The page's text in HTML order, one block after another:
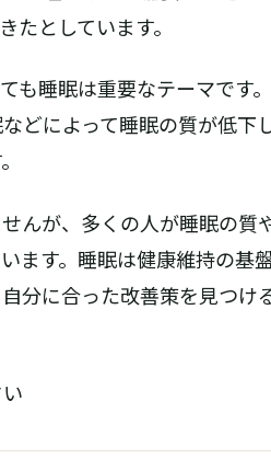
たとしています。
も睡眠は重要なテーマです
どによって睡眠の質が低下
んが、多くの人が睡眠の質
ます。睡眠は健康維持の基
分に合った改善策を見つけ